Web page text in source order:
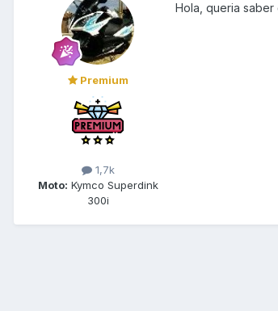
Premium
1,7k
Moto: Kymco Superdink
300i
Hola, queria saber